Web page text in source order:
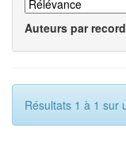
Auteurs par record
Résultats 1 à 1 sur